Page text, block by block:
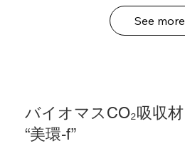
See more
バイオマスCO₂吸収材
“美環-f”